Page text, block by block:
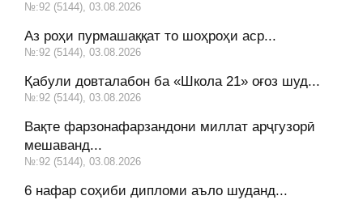
№:92 (5144), 03.08.2026
Аз роҳи пурмашаққат то шоҳроҳи аср...
№:92 (5144), 03.08.2026
Қабули довталабон ба «Школа 21» оғоз шуд...
№:92 (5144), 03.08.2026
Вақте фарзонафарзандони миллат арҷгузорӣ
мешаванд...
№:92 (5144), 03.08.2026
6 нафар соҳиби дипломи аъло шуданд...